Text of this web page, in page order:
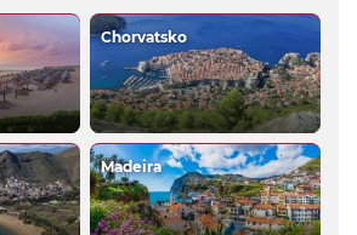
Chorvatsko
Madeira